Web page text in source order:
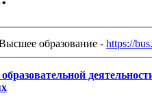
образование - https://